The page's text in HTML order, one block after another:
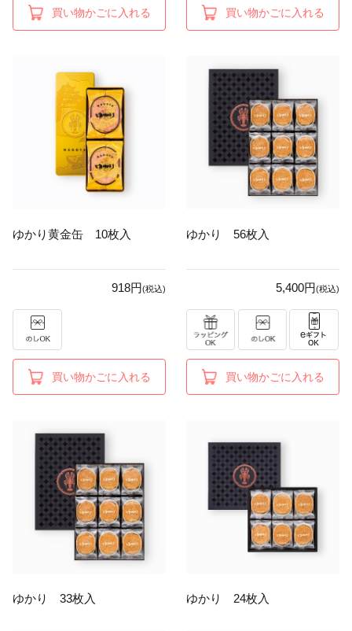
買い物かごに入れる 買い物かごに入れる
ゆかり黄金缶 10枚入
918円(税込)
買い物かごに入れる
ゆかり 56枚入
5,400円(税込)
買い物かごに入れる
ゆかり 33枚入 ゆかり 24枚入